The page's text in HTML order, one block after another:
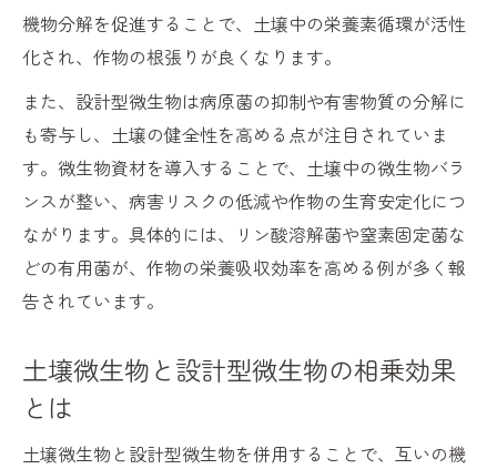
機物分解を促進することで、土壌中の栄養素循環が活性
化され、作物の根張りが良くなります。
また、設計型微生物は病原菌の抑制や有害物質の分解に
も寄与し、土壌の健全性を高める点が注目されていま
す。微生物資材を導入することで、土壌中の微生物バラ
ンスが整い、病害リスクの低減や作物の生育安定化につ
ながります。具体的には、リン酸溶解菌や窒素固定菌な
どの有用菌が、作物の栄養吸収効率を高める例が多く報
告されています。
土壌微生物と設計型微生物の相乗効果
とは
土壌微生物と設計型微生物を併用することで、互いの機